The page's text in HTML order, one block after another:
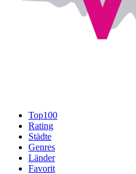
Top100
Rating
Städte
Genres
Länder
Favorit